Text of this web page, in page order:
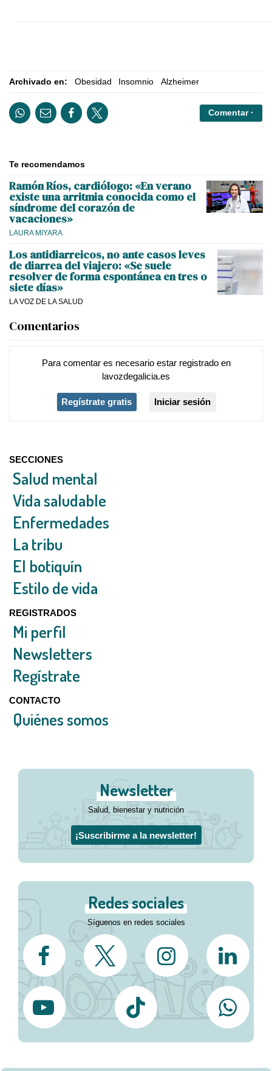
Archivado en: Obesidad Insomnio Alzheimer
Comentar ·
Te recomendamos
Ramón Ríos, cardiólogo: «En verano
existe una arritmia conocida como el
síndrome del corazón de
vacaciones»
LAURA MIYARA
Los antidiarreicos, no ante casos leves
de diarrea del viajero: «Se suele
resolver de forma espontánea en tres o
siete días»
LA VOZ DE LA SALUD
Comentarios
Para comentar es necesario estar registradoen
lavozdegalicia.es
Regístrate gratis Iniciar sesión
SECCIONES
Salud mental
Vida saludable
Enfermedades
La tribu
El botiquín
Estilo de vida
REGISTRADOS
Mi perfil
Newsletters
Regístrate
CONTACTO
Quiénes somos
Newsletter
Salud, bienestar y nutrición
¡Suscribirme a la newsletter!
Redes sociales
Síguenos en redes sociales